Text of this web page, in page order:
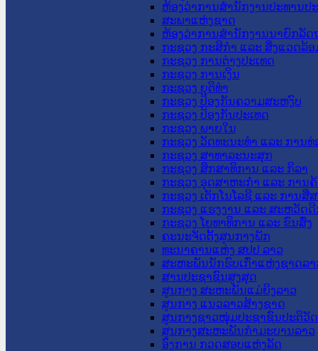
ຫ້ອງວ່າການສໍານັກງານປະທານປ
ສະພາແຫ່ງຊາດ
ຫ້ອງວ່າການສຳນັກງານນາຍົກລັດ
ກະຊວງ ກະສິກຳ ແລະ ສິ່ງແວດລ້ອ
ກະຊວງ ການຕ່າງປະເທດ
ກະຊວງ ການເງິນ
ກະຊວງ ຍຸຕິທໍາ
ກະຊວງ ປ້ອງກັນຄວາມສະຫງົບ
ກະຊວງ ປ້ອງກັນປະເທດ
ກະຊວງ ພາຍໃນ
ກະຊວງ ວັດທະນະທຳ ແລະ ການທ່
ກະຊວງ ສາທາລະນະສຸກ
ກະຊວງ ສຶກສາທິການ ແລະ ກິລາ
ກະຊວງ ອຸດສາຫະກຳ ແລະ ການຄ້
ກະຊວງ ເຕັກໂນໂລຊີ ແລະ ການສື່
ກະຊວງ ແຮງງານ ແລະ ສະຫວັດ
ກະຊວງ ໂຍທາທິການ ແລະ ຂົນສົ່ງ
ຄະນະຈັດຕັ້ງສູນກາງພັກ
ທະນາຄານແຫ່ງ ສປປ ລາວ
ສະຫະພັນນັກຮົບເກົ່າແຫ່ງຊາດລາ
ສານປະຊາຊົນສູງສຸດ
ສູນກາງ ສະຫະພັນແມ່ຍິງລາວ
ສູນກາງ ແນວລາວສ້າງຊາດ
ສູນກາງຊາວໜຸ່ມປະຊາຊົນປະຕິວັ
ສູນກາງສະຫະພັນກຳມະບານລາວ
ອົງການ ກວດສອບແຫ່ງລັດ